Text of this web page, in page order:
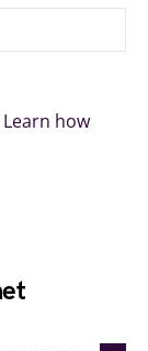
Learn how